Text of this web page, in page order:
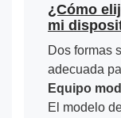
¿Cómo
mi
Dos formas
adecuada
Equipo
El modelo